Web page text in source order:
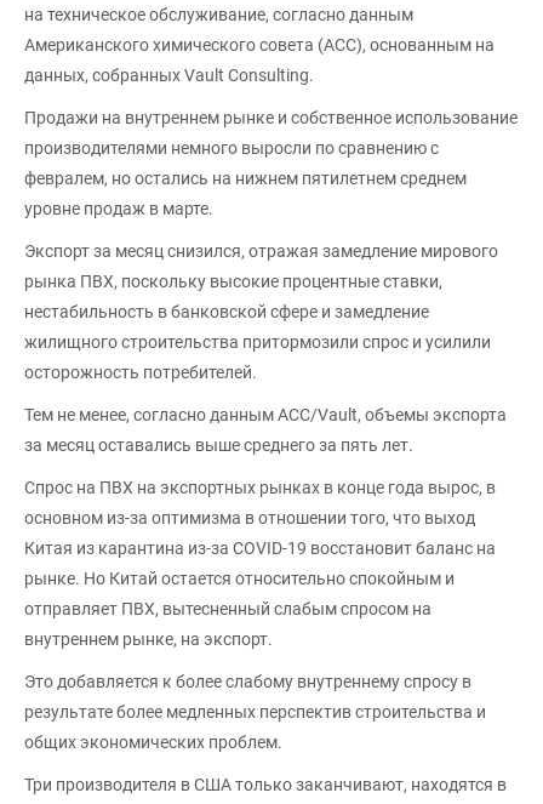
на техническое обслуживание, согласно данным
Американского химического совета (ACC), основанным на
данных, собранных Vault Consulting.
Продажи на внутреннем рынке и собственное использование
производителями немного выросли по сравнению с
февралем, но остались на нижнем пятилетнем среднем
уровне продаж в марте.
Экспорт за месяц снизился, отражая замедление мирового
рынка ПВХ, поскольку высокие процентные ставки,
нестабильность в банковской сфере и замедление
жилищного строительства притормозили спрос и усилили
осторожность потребителей.
Тем не менее, согласно данным ACC/Vault, объемы экспорта
за месяц оставались выше среднего за пять лет.
Спрос на ПВХ на экспортных рынках в конце года вырос, в
основном из-за оптимизма в отношении того, что выход
Китая из карантина из-за COVID-19 восстановит баланс на
рынке. Но Китай остается относительно спокойным и
отправляет ПВХ, вытесненный слабым спросом на
внутреннем рынке, на экспорт.
Это добавляется к более слабому внутреннему спросу в
результате более медленных перспектив строительства и
общих экономических проблем.
Три производителя в США только заканчивают, находятся в